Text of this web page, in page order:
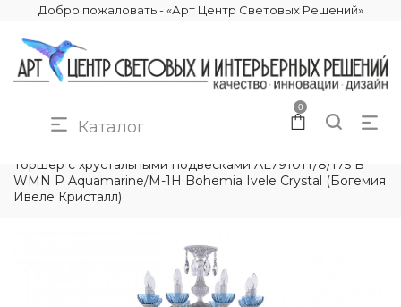
Добро пожаловать - «Арт Центр Световых Решений»
Каталог
0
Торшер с хрустальными подвесками AL79101T/8/175 B
WMN P Aquamarine/M-1H Bohemia Ivele Crystal (Богемия
Ивеле Кристалл)